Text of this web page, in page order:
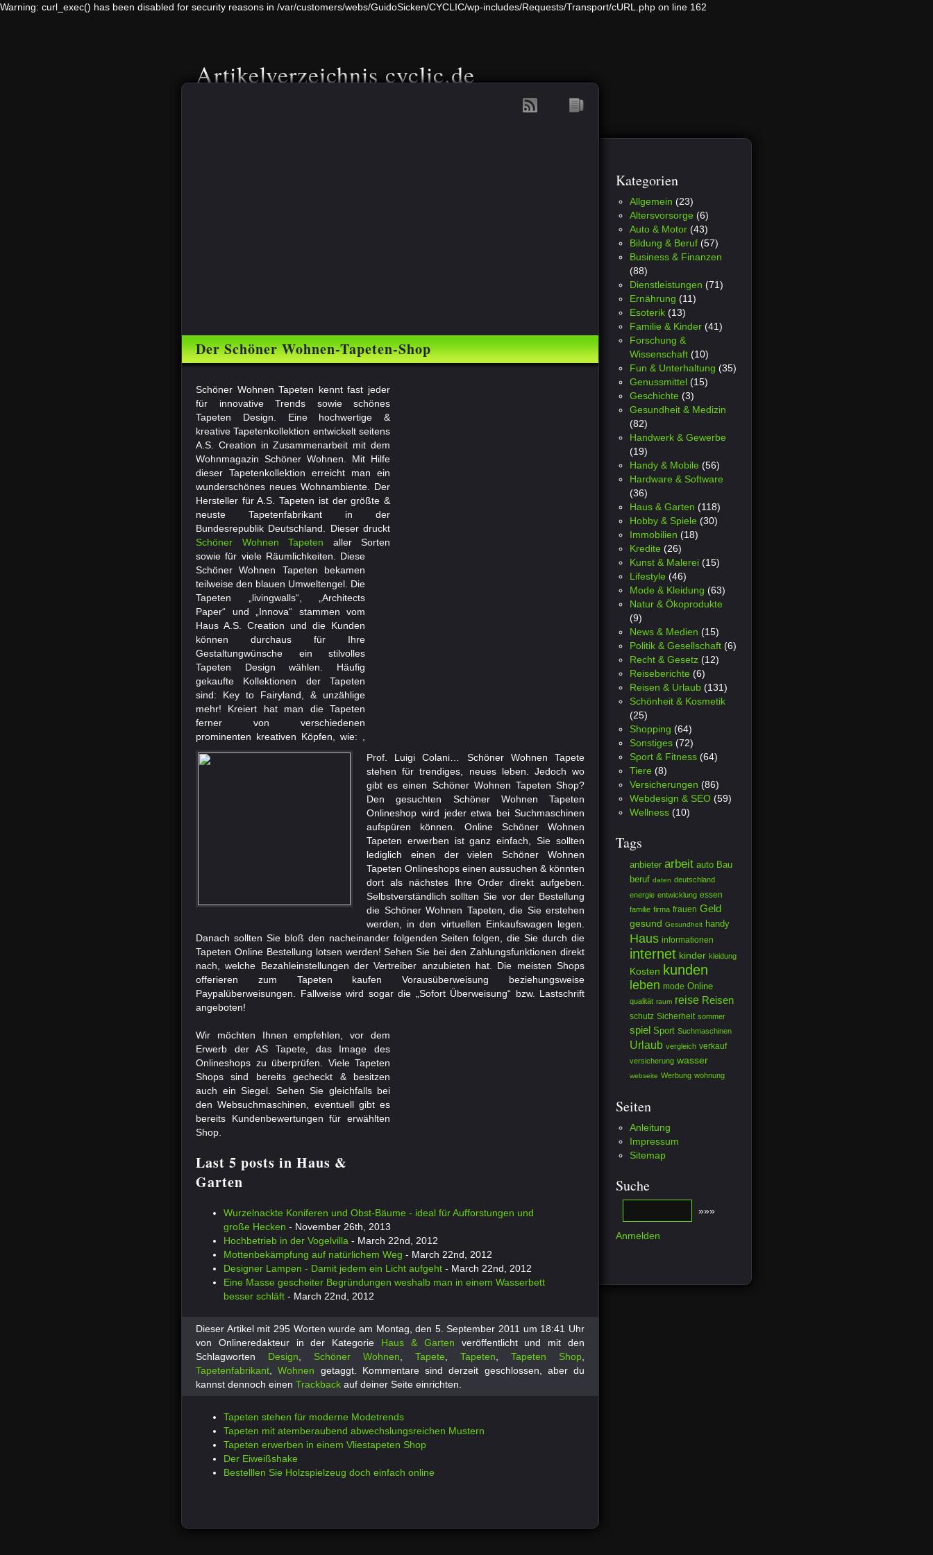
Warning: curl_exec() has been disabled for security reasons in /var/customers/webs/GuidoSicken/CYCLIC/wp-includes/Requests/Transport/cURL.php on line 162
Artikelverzeichnis cyclic.de
Der Schöner Wohnen-Tapeten-Shop
Schöner Wohnen Tapeten kennt fast jeder
für innovative Trends sowie schönes
Tapeten Design. Eine hochwertige &
kreative Tapetenkollektion entwickelt seitens
A.S. Creation in Zusammenarbeit mit dem
Wohnmagazin Schöner Wohnen. Mit Hilfe
dieser Tapetenkollektion erreicht man ein
wunderschönes neues Wohnambiente. Der
Hersteller für A.S. Tapeten ist der größte &
neuste Tapetenfabrikant in der
Bundesrepublik Deutschland. Dieser druckt
Schöner Wohnen Tapeten aller Sorten
sowie für viele Räumlichkeiten. Diese
Schöner Wohnen Tapeten bekamen
teilweise den blauen Umweltengel. Die
Tapeten „livingwalls“, „Architects
Paper“ und „Innova“ stammen vom
Haus A.S. Creation und die Kunden
können durchaus für Ihre
Gestaltungwünsche ein stilvolles
Tapeten Design wählen. Häufig
gekaufte Kollektionen der Tapeten
sind: Key to Fairyland, & unzählige
mehr! Kreiert hat man die Tapeten
ferner von verschiedenen
prominenten kreativen Köpfen, wie: ,
Prof. Luigi Colani… Schöner Wohnen Tapete
stehen für trendiges, neues leben. Jedoch wo
gibt es einen Schöner Wohnen Tapeten Shop?
Den gesuchten Schöner Wohnen Tapeten
Onlineshop wird jeder etwa bei Suchmaschinen
aufspüren können. Online Schöner Wohnen
Tapeten erwerben ist ganz einfach, Sie sollten
lediglich einen der vielen Schöner Wohnen
Tapeten Onlineshops einen aussuchen & könnten
dort als nächstes Ihre Order direkt aufgeben.
Selbstverständlich sollten Sie vor der Bestellung
die Schöner Wohnen Tapeten, die Sie erstehen
werden, in den virtuellen Einkaufswagen legen.
Danach sollten Sie bloß den nacheinander folgenden Seiten folgen, die Sie durch die
Tapeten Online Bestellung lotsen werden! Sehen Sie bei den Zahlungsfunktionen direkt
nach, welche Bezahleinstellungen der Vertreiber anzubieten hat. Die meisten Shops
offerieren zum Tapeten kaufen Vorausüberweisung beziehungsweise
Paypalüberweisungen. Fallweise wird sogar die „Sofort Überweisung“ bzw. Lastschrift
angeboten!
Wir möchten Ihnen empfehlen, vor dem
Erwerb der AS Tapete, das Image des
Onlineshops zu überprüfen. Viele Tapeten
Shops sind bereits gecheckt & besitzen
auch ein Siegel. Sehen Sie gleichfalls bei
den Websuchmaschinen, eventuell gibt es
bereits Kundenbewertungen für erwählten
Shop.
Last 5 posts in Haus &
Garten
Wurzelnackte Koniferen und Obst-Bäume - ideal für Aufforstungen und
große Hecken - November 26th, 2013
Hochbetrieb in der Vogelvilla - March 22nd, 2012
Mottenbekämpfung auf natürlichem Weg - March 22nd, 2012
Designer Lampen - Damit jedem ein Licht aufgeht - March 22nd, 2012
Eine Masse gescheiter Begründungen weshalb man in einem Wasserbett
besser schläft - March 22nd, 2012
Dieser Artikel mit 295 Worten wurde am Montag, den 5. September 2011 um 18:41 Uhr
von Onlineredakteur in der Kategorie Haus & Garten veröffentlicht und mit den
Schlagworten Design Schöner Wohnen Tapete Tapeten Tapeten Shop
Tapetenfabrikant ,Wohnen getaggt. Kommentare sind derzeit geschlossen, aber du
kannst dennoch einen Trackback auf deiner Seite einrichten.
Tapeten stehen für moderne Modetrends
Tapeten mit atemberaubend abwechslungsreichen Mustern
Tapeten erwerben in einem Vliestapeten Shop
Der Eiweißshake
Bestelllen Sie Holzspielzeug doch einfach online
Kategorien
Allgemein (23)
Altersvorsorge (6)
Auto & Motor (43)
Bildung & Beruf (57)
Business & Finanzen
(88)
Dienstleistungen (71)
Ernährung (11)
Esoterik (13)
Familie & Kinder (41)
Forschung &
Wissenschaft (10)
Fun & Unterhaltung (35)
Genussmittel (15)
Geschichte (3)
Gesundheit & Medizin
(82)
Handwerk & Gewerbe
(19)
Handy & Mobile (56)
Hardware & Software
(36)
Haus & Garten (118)
Hobby & Spiele (30)
Immobilien (18)
Kredite (26)
Kunst & Malerei (15)
Lifestyle (46)
Mode & Kleidung (63)
Natur & Ökoprodukte
(9)
News & Medien (15)
Politik & Gesellschaft (6)
Recht & Gesetz (12)
Reiseberichte (6)
Reisen & Urlaub (131)
Schönheit & Kosmetik
(25)
Shopping (64)
Sonstiges (72)
Sport & Fitness (64)
Tiere (8)
Versicherungen (86)
Webdesign & SEO (59)
Wellness (10)
Tags
anbieter arbeit auto Bau
beruf daten deutschland
energie entwicklung essen
familie firma frauen Geld
gesund Gesundheit handy
Haus informationen
internet kinder kleidung
Kosten kunden
leben mode Online
qualität raum reise Reisen
schutz Sicherheit sommer
spiel Sport Suchmaschinen
Urlaub vergleich verkauf
versicherung wasser
webseite Werbung wohnung
Seiten
Anleitung
Impressum
Sitemap
Suche
Anmelden